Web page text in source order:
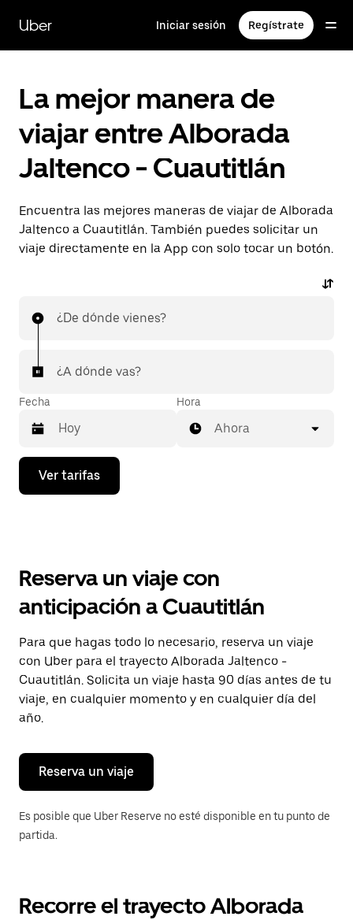
contenido
principal
Uber Iniciar sesión Regístrate
La mejor manera de
viajar entre Alborada
Jaltenco - Cuautitlán
Encuentra las mejores maneras de viajar de Alborada
Jaltenco a Cuautitlán. También puedes solicitar un
viaje directamente en la App con solo tocar un botón.
¿De dónde vienes?
¿A dónde vas?
Fecha
Presiona
flecha
el
y
selecciona
una
fecha.
Presiona
la
tecla Esc
para
cerrar
calendario.
Hora
Ahora
Ver tarifas
Reserva un viaje con
anticipación a Cuautitlán
Para que hagas todo lo necesario, reserva un viaje
con Uber para el trayecto Alborada Jaltenco -
Cuautitlán. Solicita un viaje hasta 90 días antes de tu
viaje, en cualquier momento y en cualquier día del
año.
Reserva un viaje
Es posible que Uber Reserve no esté disponible en tu punto de
partida.
Recorre el trayecto Alborada